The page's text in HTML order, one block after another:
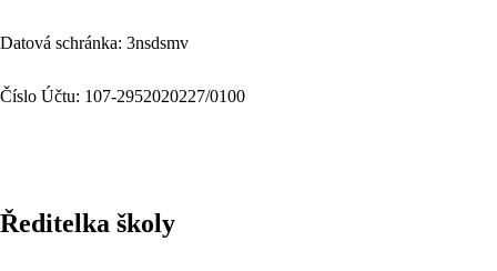
Datová schránka: 3nsdsmv
Číslo Účtu: 107-2952020227/0100
Ředitelka školy